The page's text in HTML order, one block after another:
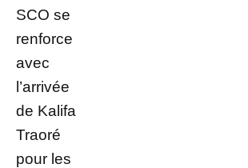
SCO se
renforce
avec
l’arrivée
de Kalifa
Traoré
pour les